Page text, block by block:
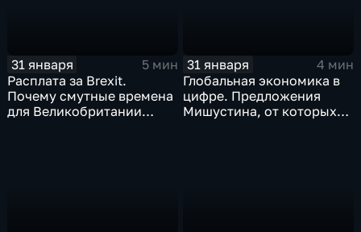
31 января
5 мин
Расплата за Brexit.
Почему смутные времена
для Великобритании
31 января
4 мин
Глобальная экономика в
цифре. Предложения
Мишустина, от которых